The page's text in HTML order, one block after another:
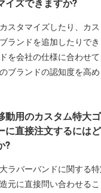
イズできますか?
スタマイズしたり、カ
ランドを追加したりで
を会社の仕様に合わせ
ブランドの認知度を高
動用のカスタム特大
に直接注文するには
?
ラバーバンドに関する
元に直接問い合わせる